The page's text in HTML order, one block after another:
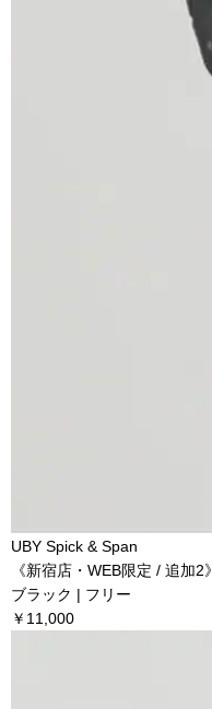
UBY Spick & Span
《新宿店・WEB限定 / 追加
ブラック | フリー
￥11,000